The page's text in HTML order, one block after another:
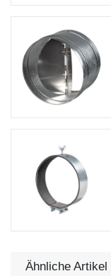
Ähnliche Artikel